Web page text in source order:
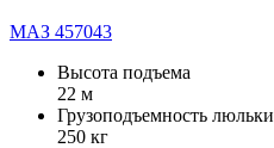
МАЗ 457043
Высота подъема
22 м
Грузоподъемность люльки
250 кг